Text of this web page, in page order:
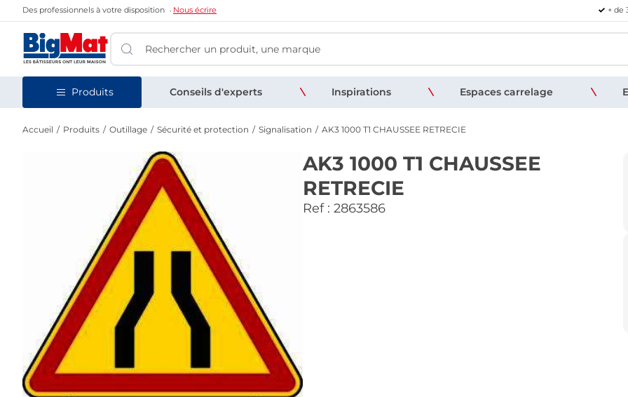
Des professionnels à votre disposition Nous écrire + de
Produits Conseils d'experts Inspirations Espaces carrelage
Accueil Produits Outillage Sécurité et protection Signalisation AK3 1000 T1 CHAUSSEE RETRECIE
AK3 1000 T1 CHAUSSEE
RETRECIE
Ref : 2863586